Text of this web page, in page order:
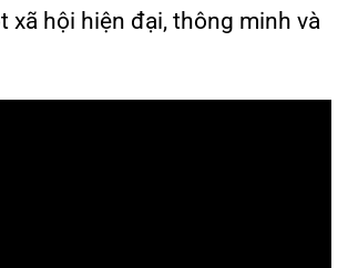
xã hội hiện đại, thông minh và